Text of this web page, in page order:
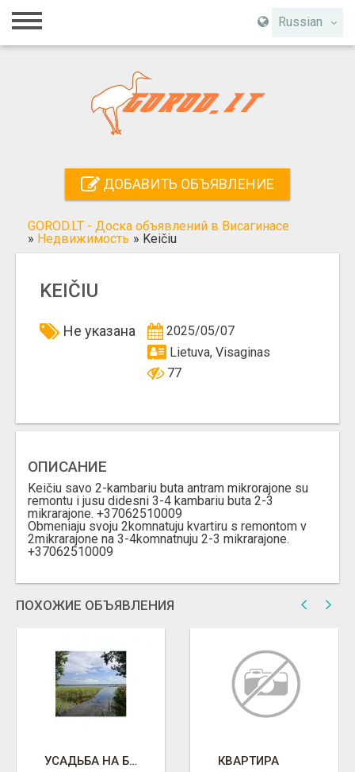
Russian
Главная
Регистрация
Поиск
ДОБАВИТЬ ОБЪЯВЛЕНИЕ
GOROD.LT - Доска объявлений в Висагинасе
» Недвижимость » Keičiu
KEIČIU
Не указана
2025/05/07
Lietuva, Visaginas
77
ОПИСАНИЕ
Keičiu savo 2-kambariu buta antram mikrorajone su
remontu i jusu didesni 3-4 kambariu buta 2-3
mikrarajone. +37062510009
Obmeniaju svoju 2komnatuju kvartiru s remontom v
2mikrarajone na 3-4komnatnuju 2-3 mikrarajone.
+37062510009
ПОХОЖИЕ ОБЪЯВЛЕНИЯ
УСАДЬБА НА БЕРЕГУ ОЗЕРА АПВАРДАЙ КВАРТИРА